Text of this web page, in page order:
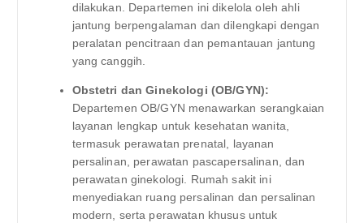
dilakukan. Departemen ini dikelola oleh ahli
jantung berpengalaman dan dilengkapi dengan
peralatan pencitraan dan pemantauan jantung
yang canggih.
Obstetri dan Ginekologi (OB/GYN):
Departemen OB/GYN menawarkan serangkaian
layanan lengkap untuk kesehatan wanita,
termasuk perawatan prenatal, layanan
persalinan, perawatan pascapersalinan, dan
perawatan ginekologi. Rumah sakit ini
menyediakan ruang persalinan dan persalinan
modern, serta perawatan khusus untuk